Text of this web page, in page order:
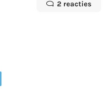
2 reacties